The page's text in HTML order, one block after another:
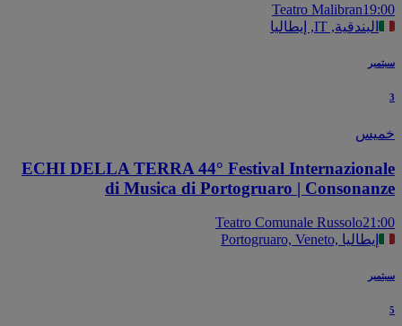
Teatro Malibran
البندقية, IT, إيطاليا
ECHI DELLA TERRA 44° Festival
di Musica di Portogruaro |
Teatro Comunale Russolo
Portogruaro, Veneto, إيطاليا